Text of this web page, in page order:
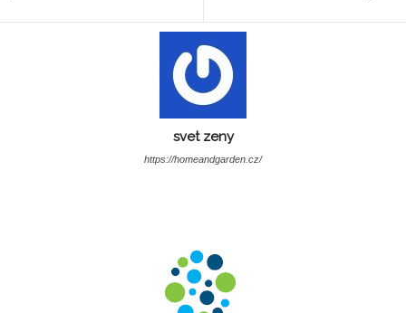
svet zeny
https://homeandgarden.cz/